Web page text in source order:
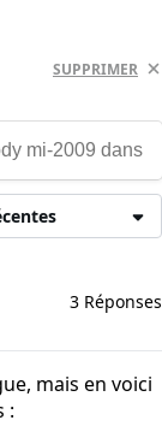
SUPPRIMER
3 Réponses
mais en voici
: